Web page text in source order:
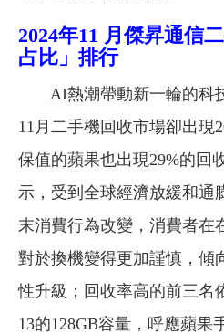
2024年11 月傑昇通信
占比」排行
AI熱潮帶動新一輪的科
11月二手機回收市場卻出現
保值的蘋果也出現29%的回
示，受到全球經濟放緩和通
末消費行為改變，消費者在
對於換機變得更加謹慎，傾
性升級；回收率高的前三名
13的128GB容量，呼應蘋果